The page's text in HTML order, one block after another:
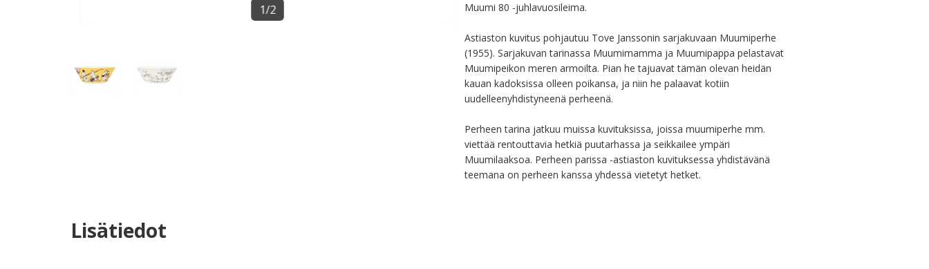
1/2
Muumi 80 -juhlavuosileima.
Astiaston kuvitus pohjautuu Tove Janssonin sarjakuvaan Muumiperhe
(1955). Sarjakuvan tarinassa Muumimamma ja Muumipappa pelastavat
Muumipeikon meren armoilta. Pian he tajuavat tämän olevan heidän
kauan kadoksissa olleen poikansa, ja niin he palaavat kotiin
uudelleenyhdistyneenä perheenä.
Perheen tarina jatkuu muissa kuvituksissa, joissa muumiperhe mm.
viettää rentouttavia hetkiä puutarhassa ja seikkailee ympäri
Muumilaaksoa. Perheen parissa -astiaston kuvituksessa yhdistävänä
teemana on perheen kanssa yhdessä vietetyt hetket.
Lisätiedot